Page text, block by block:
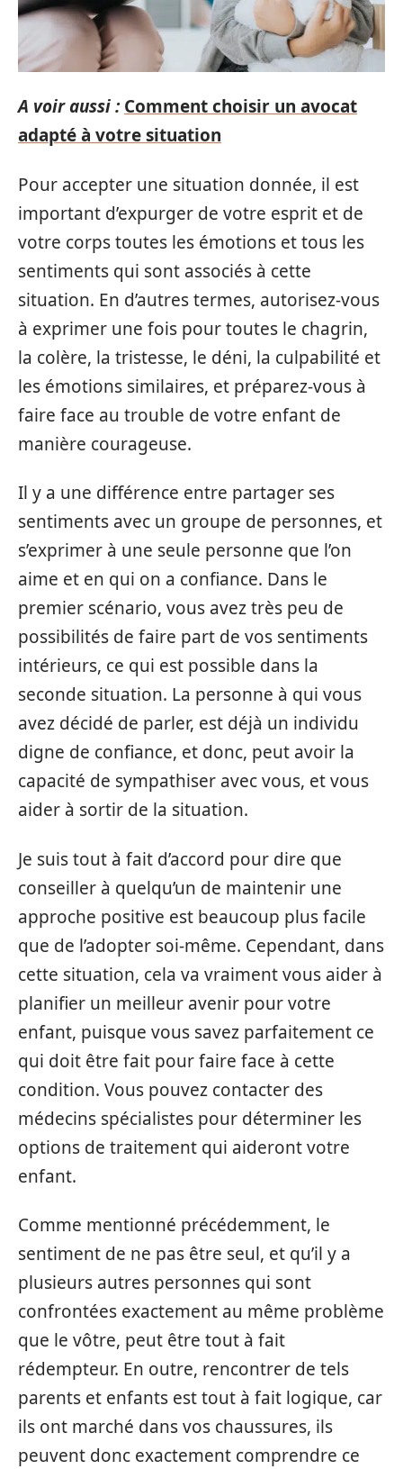
A voir aussi : Comment choisir un avocat
adapté à votre situation
Pour accepter une situation donnée, il est
important d’expurger de votre esprit et de
votre corps toutes les émotions et tous les
sentiments qui sont associés à cette
situation. En d’autres termes, autorisez-vous
à exprimer une fois pour toutes le chagrin,
la colère, la tristesse, le déni, la culpabilité et
les émotions similaires, et préparez-vous à
faire face au trouble de votre enfant de
manière courageuse.
Il y a une différence entre partager ses
sentiments avec un groupe de personnes, et
s’exprimer à une seule personne que l’on
aime et en qui on a confiance. Dans le
premier scénario, vous avez très peu de
possibilités de faire part de vos sentiments
intérieurs, ce qui est possible dans la
seconde situation. La personne à qui vous
avez décidé de parler, est déjà un individu
digne de confiance, et donc, peut avoir la
capacité de sympathiser avec vous, et vous
aider à sortir de la situation.
Je suis tout à fait d’accord pour dire que
conseiller à quelqu’un de maintenir une
approche positive est beaucoup plus facile
que de l’adopter soi-même. Cependant, dans
cette situation, cela va vraiment vous aider à
planifier un meilleur avenir pour votre
enfant, puisque vous savez parfaitement ce
qui doit être fait pour faire face à cette
condition. Vous pouvez contacter des
médecins spécialistes pour déterminer les
options de traitement qui aideront votre
enfant.
Comme mentionné précédemment, le
sentiment de ne pas être seul, et qu’il y a
plusieurs autres personnes qui sont
confrontées exactement au même problème
que le vôtre, peut être tout à fait
rédempteur. En outre, rencontrer de tels
parents et enfants est tout à fait logique, car
ils ont marché dans vos chaussures, ils
peuvent donc exactement comprendre ce